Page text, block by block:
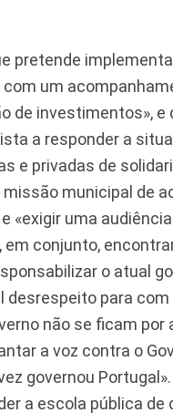
pretende
um
de investimentos», e
a responder a
e privadas de
municipal de
«exigir uma audiência
conjunto,
o atual
para com
não se ficam por
a voz contra o
governou
a escola pública de